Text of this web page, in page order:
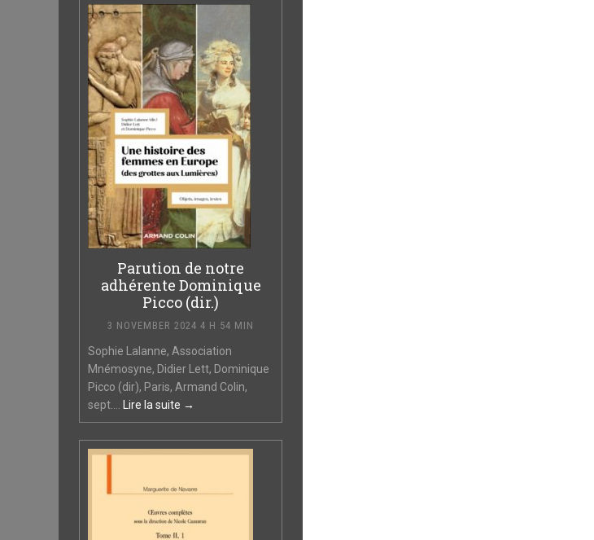
Parution de notre
adhérente Dominique
Picco (dir.)
3 NOVEMBER 2024 4 H 54 MIN
Sophie Lalanne, Association
Mnémosyne, Didier Lett, Dominique
Picco (dir), Paris, Armand Colin,
sept.... Lire la suite →